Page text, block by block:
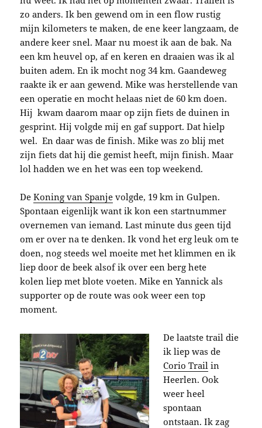
zo anders. Ik ben gewend om in een flow rustig
mijn kilometers te maken, de ene keer langzaam, de
andere keer snel. Maar nu moest ik aan de bak. Na
een km heuvel op, af en keren en draaien was ik al
buiten adem. En ik mocht nog 34 km. Gaandeweg
raakte ik er aan gewend. Mike was herstellende van
een operatie en mocht helaas niet de 60 km doen.
Hij kwam daarom maar op zijn fiets de duinen in
gesprint. Hij volgde mij en gaf support. Dat hielp
wel. En daar was de finish. Mike was zo blij met
zijn fiets dat hij die gemist heeft, mijn finish. Maar
lol hadden we en het was een top weekend.
DeKoning van Spanje volgde, 19 km in Gulpen.
Spontaan eigenlijk want ik kon een startnummer
overnemen van iemand. Last minute dus geen tijd
om er over na te denken. Ik vond het erg leuk om te
doen, nog steeds wel moeite met het klimmen en ik
liep door de beek alsof ik over een berg hete
kolen liep met blote voeten. Mike en Yannick als
supporter op de route was ook weer een top
moment.
De laatste trail die
ik liep was de
Corio Trail in
Heerlen. Ook
weer heel
spontaan
ontstaan. Ik zag